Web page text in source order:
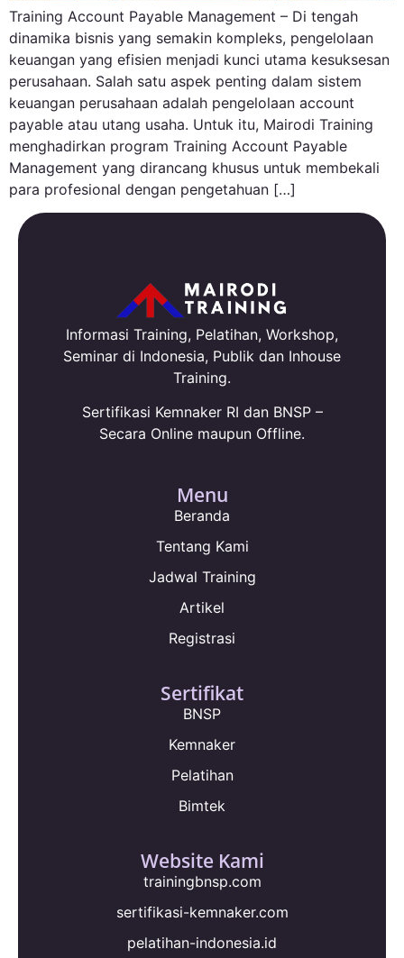
Training Account Payable Management – Di tengah
dinamika bisnis yang semakin kompleks, pengelolaan
keuangan yang efisien menjadi kunci utama kesuksesan
perusahaan. Salah satu aspek penting dalam sistem
keuangan perusahaan adalah pengelolaan account
payable atau utang usaha. Untuk itu, Mairodi Training
menghadirkan program Training Account Payable
Management yang dirancang khusus untuk membekali
para profesional dengan pengetahuan […]
Informasi Training, Pelatihan, Workshop,
Seminar di Indonesia, Publik dan Inhouse
Training.
Sertifikasi Kemnaker RI dan BNSP –
Secara Online maupun Offline.
Menu
Beranda
Tentang Kami
Jadwal Training
Artikel
Registrasi
Sertifikat
BNSP
Kemnaker
Pelatihan
Bimtek
Website Kami
trainingbnsp.com
sertifikasi-kemnaker.com
pelatihan-indonesia.id